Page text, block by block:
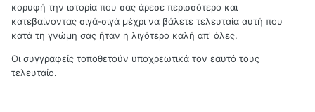
κορυφή την ιστορία που σας άρεσε περισσότερο και
κατεβαίνοντας σιγά-σιγά μέχρι να βάλετε τελευταία αυτή που
κατά τη γνώμη σας ήταν η λιγότερο καλή απ' όλες.
Οι συγγραφείς τοποθετούν υποχρεωτικά τον εαυτό τους
τελευταίο.